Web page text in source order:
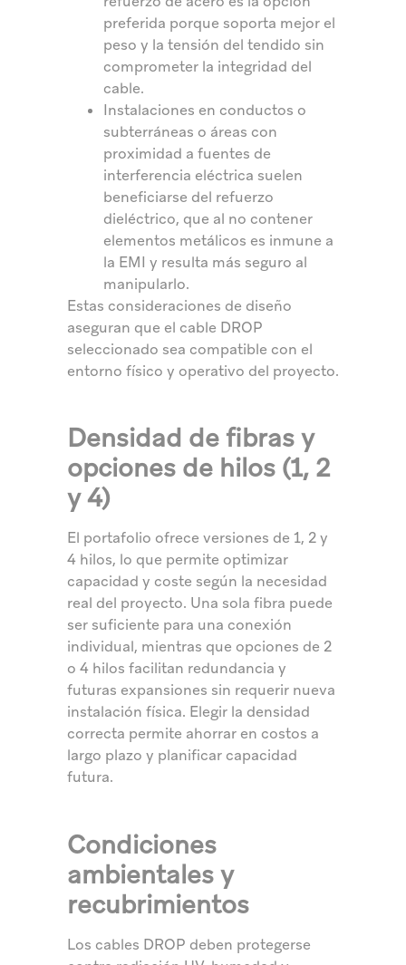
preferida porque soporta mejor el
peso y la tensión del tendido sin
comprometer la integridad del
cable.
Instalaciones en conductos o
subterráneas o áreas con
proximidad a fuentes de
interferencia eléctrica suelen
beneficiarse del refuerzo
dieléctrico, que al no contener
elementos metálicos es inmune a
la EMI y resulta más seguro al
manipularlo.
Estas consideraciones de diseño
aseguran que el cable DROP
seleccionado sea compatible con el
entorno físico y operativo del proyecto.
Densidad de fibras y
opciones de hilos (1, 2
y 4)
El portafolio ofrece versiones de 1, 2 y
4 hilos, lo que permite optimizar
capacidad y coste según la necesidad
real del proyecto. Una sola fibra puede
ser suficiente para una conexión
individual, mientras que opciones de 2
o 4 hilos facilitan redundancia y
futuras expansiones sin requerir nueva
instalación física. Elegir la densidad
correcta permite ahorrar en costos a
largo plazo y planificar capacidad
futura.
Condiciones
ambientales y
recubrimientos
Los cables DROP deben protegerse